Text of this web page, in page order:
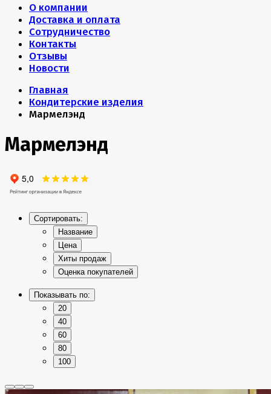
О компании
Доставка и оплата
Сотрудничество
Контакты
Отзывы
Новости
Главная
Кондитерские изделия
Мармелэнд
Мармелэнд
Сортировать:
Название
Цена
Хиты продаж
Оценка покупателей
Показывать по:
20
40
60
80
100